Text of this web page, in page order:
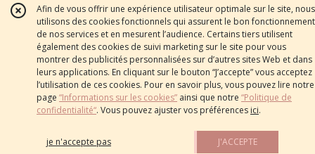
Afin de vous offrir une expérience utilisateur optimale sur le site, nous
utilisons des cookies fonctionnels qui assurent le bon fonctionnement
de nos services et en mesurent l’audience. Certains tiers utilisent
également des cookies de suivi marketing sur le site pour vous
montrer des publicités personnalisées sur d’autres sites Web et dans
leurs applications. En cliquant sur le bouton “J’accepte” vous acceptez
l’utilisation de ces cookies. Pour en savoir plus, vous pouvez lire notre
page “Informations sur les cookies” ainsi que notre “Politique de
confidentialité“. Vous pouvez ajuster vos préférences ici.
je n'accepte pas J'ACCEPTE